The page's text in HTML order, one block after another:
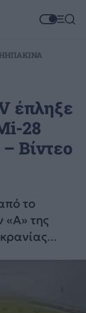
ΗΠΑΚΙΝΑ
έπληξε
28
Βίντεο
το
«Α» της
ουραίο